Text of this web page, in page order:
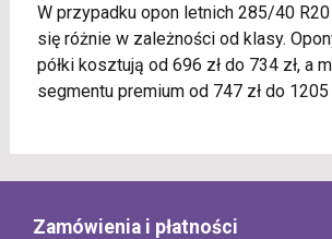
W przypadku opon letnich 285/40 R20
się różnie w zależności od klasy.
półki kosztują od 696 zł do 734 zł, a
segmentu premium od 747 zł do 1205
Zamówienia i płatności